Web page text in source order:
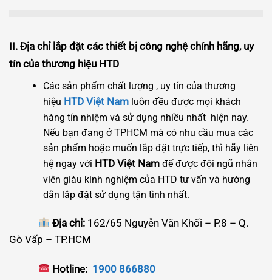
II. Địa chỉ lắp đặt các thiết bị công nghệ chính hãng, uy
tín của thương hiệu HTD
Các sản phẩm chất lượng , uy tín của thương
hiệu HTD Việt Namluôn đều được mọi khách
hàng tín nhiệm và sử dụng nhiều nhất hiện nay.
Nếu bạn đang ở TPHCM mà có nhu cầu mua các
sản phẩm hoặc muốn lắp đặt trực tiếp, thì hãy liên
hệ ngay với HTD Việt Namđể được đội ngũ nhân
viên giàu kinh nghiệm của HTD tư vấn và hướng
dẫn lắp đặt sử dụng tận tình nhất.
Địa chỉ: 162/65 Nguyễn Văn Khối – P.8 – Q.
Gò Vấp – TP.HCM
Hotline: 1900 866880